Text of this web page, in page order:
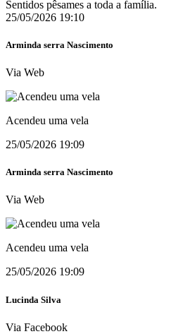
Sentidos pêsames a toda a família.
25/05/2026 19:10
Arminda serra Nascimento
Via Web
Acendeu uma vela
25/05/2026 19:09
Arminda serra Nascimento
Via Web
Acendeu uma vela
25/05/2026 19:09
Lucinda Silva
Via Facebook